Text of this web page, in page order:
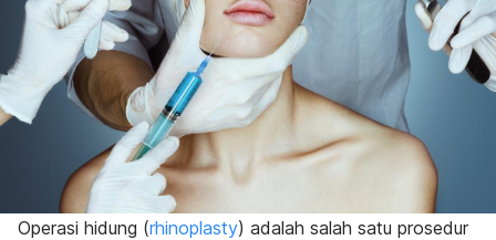
Operasi hidung (rhinoplasty) adalah salah satu prosedur